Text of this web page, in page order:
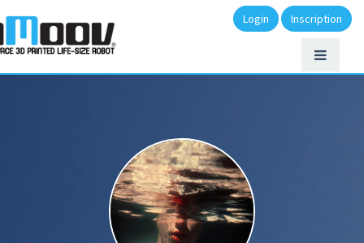
Login Inscription